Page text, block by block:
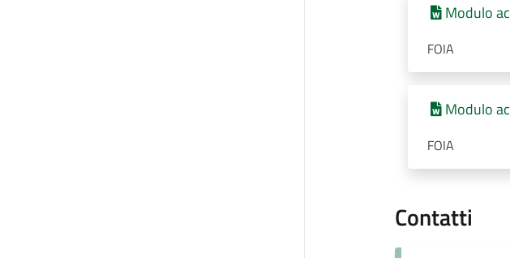
Modulo
FOIA
Modulo
FOIA
Contatti